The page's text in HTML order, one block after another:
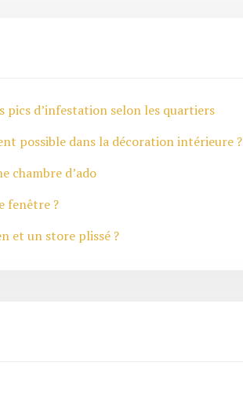
pics d’infestation selon les quartiers
possible dans la décoration intérieure ?
chambre d’ado
fenêtre ?
et un store plissé ?